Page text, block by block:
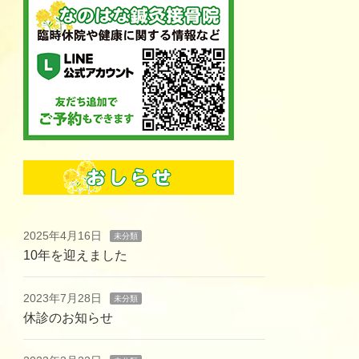
2025年4月16日 未分類
10年を迎えました
2023年7月28日 未分類
休診のお知らせ